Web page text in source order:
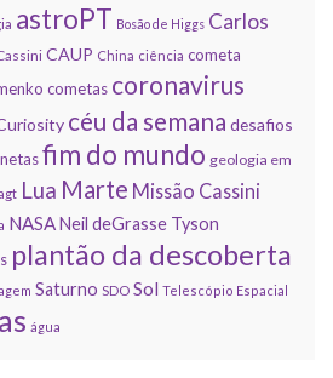
astroPT Bosão de Higgs Carlos
CAUP China ciência cometa
cometas coronavirus
céu da semana desafios
fim do mundo geologia em
Lua Marte Missão Cassini
NASANeil deGrasse Tyson
plantão da descoberta
Saturno SDO Sol Telescópio Espacial
água